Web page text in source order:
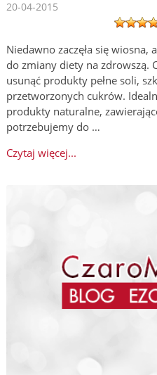
20-04-2015
Niedawno zaczęła się wiosna,
do zmiany diety na zdrowszą.
usunąć produkty pełne soli,
przetworzonych cukrów.
produkty naturalne,
potrzebujemy do …
Czytaj więcej...